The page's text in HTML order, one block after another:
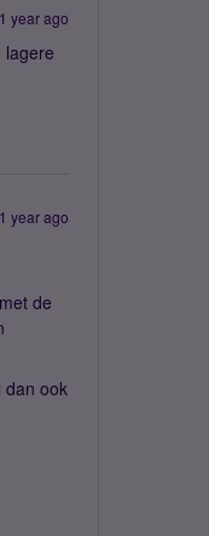
year ago
lagere
year ago
de
dan ook